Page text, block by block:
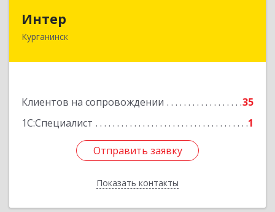
Интер
Курганинск
Клиентов на сопровождении
35
1С:Специалист
1
Отправить заявку
Показать контакты
352430, Краснодарский край, Курганинск г,
Отправить заявку
Назад